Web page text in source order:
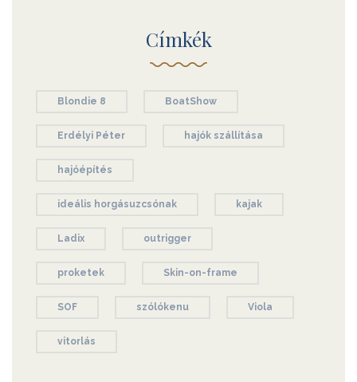
Címkék
Blondie 8 BoatShow
Erdélyi Péter hajók szállítása
hajóépítés
ideális horgásuzcsónak kajak
Ladix outrigger
proketek Skin-on-frame
SOF szólókenu Viola
vitorlás